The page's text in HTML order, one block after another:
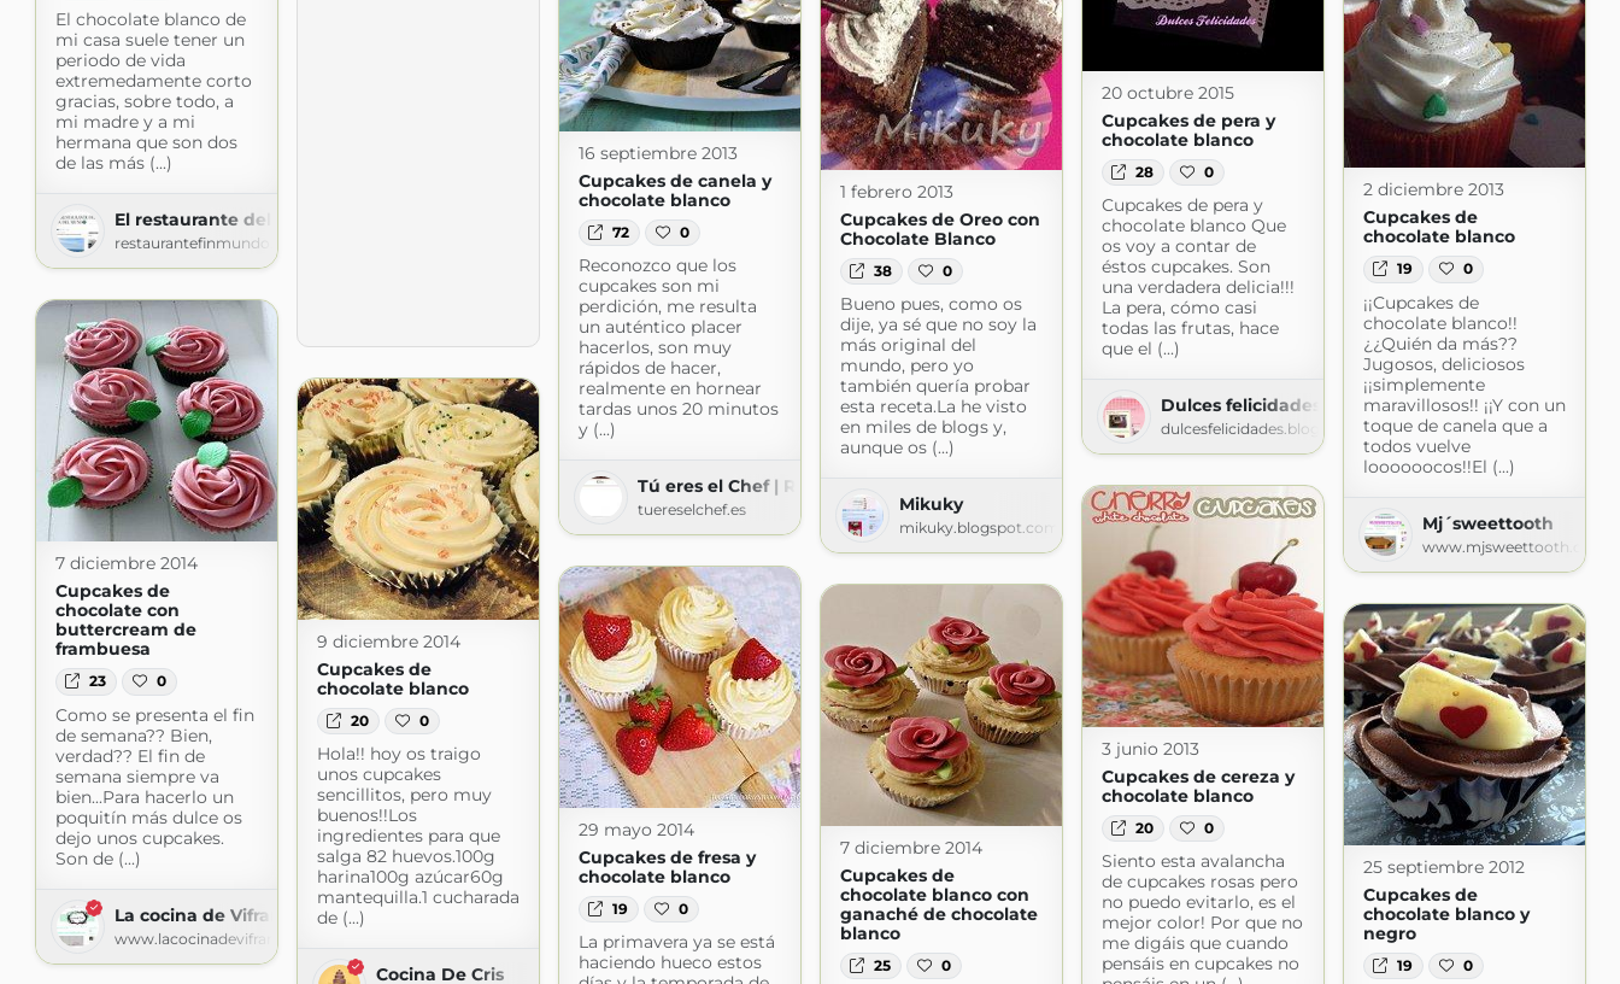
El chocolate blanco de
mi casa suele tener un
periodo de vida
extremedamente corto
gracias, sobre todo, a
mi madre y a mi
hermana que son dos
de las más (...)
El restaurante del fin del mundo
restaurantefinmundo.blogspot.com
20 octubre 2015
Cupcakes de pera y
chocolate blanco
28 0
Cupcakes de pera y
chocolate blanco Que
os voy a contar de
éstos cupcakes. Son
una verdadera delicia!!!
La pera, cómo casi
todas las frutas, hace
que el (...)
Dulces felicidades
dulcesfelicidades.blogspot.com
16 septiembre 2013
Cupcakes de canela y
chocolate blanco
72 0
Reconozco que los
cupcakes son mi
perdición, me resulta
un auténtico placer
hacerlos, son muy
rápidos de hacer,
realmente en hornear
tardas unos 20 minutos
y (...)
Tú eres el Chef | Recetas de repostería y cocina - Recetas con fotos
tuereselchef.es
2 diciembre 2013
Cupcakes de
chocolate blanco
19 0
¡¡Cupcakes de
chocolate blanco!!
¿¿Quién da más??
Jugosos, deliciosos
¡¡simplemente
maravillosos!! ¡¡Y con un
toque de canela que a
todos vuelve
loooooocos!!El (...)
Mj´sweettooth
www.mjsweettooth.com
1 febrero 2013
Cupcakes de Oreo con
Chocolate Blanco
38 0
Bueno pues, como os
dije, ya sé que no soy la
más original del
mundo, pero yo
también quería probar
esta receta.La he visto
en miles de blogs y,
aunque os (...)
Mikuky
mikuky.blogspot.com
7 diciembre 2014
Cupcakes de
chocolate con
buttercream de
frambuesa
23 0
Como se presenta el fin
de semana?? Bien,
verdad?? El fin de
semana siempre va
bien...Para hacerlo un
poquitín más dulce os
dejo unos cupcakes.
Son de (...)
La cocina de Vifran
www.lacocinadevifran.com
9 diciembre 2014
Cupcakes de
chocolate blanco
20 0
Hola!! hoy os traigo
unos cupcakes
sencillitos, pero muy
buenos!!Los
ingredientes para que
salga 82 huevos.100g
harina100g azúcar60g
mantequilla.1 cucharada
de (...)
Cocina De Cris
3 junio 2013
Cupcakes de cereza y
chocolate blanco
20 0
Siento esta avalancha
de cupcakes rosas pero
no puedo evitarlo, es el
mejor color! Por que no
me digáis que cuando
pensáis en cupcakes no
29 mayo 2014
Cupcakes de fresa y
chocolate blanco
19 0
La primavera ya se está
haciendo hueco estos
7 diciembre 2014
Cupcakes de
chocolate blanco con
ganaché de chocolate
blanco
25 0
25 septiembre 2012
Cupcakes de
chocolate blanco y
negro
19 0